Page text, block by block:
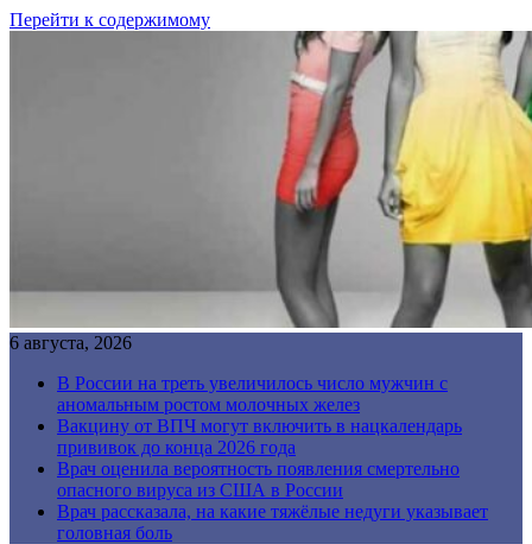
Перейти к содержимому
6 августа, 2026
В России на треть увеличилось число мужчин с
аномальным ростом молочных желез
Вакцину от ВПЧ могут включить в нацкалендарь
прививок до конца 2026 года
Врач оценила вероятность появления смертельно
опасного вируса из США в России
Врач рассказала, на какие тяжёлые недуги указывает
головная боль